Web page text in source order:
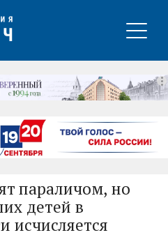
параличом, но
детей в
исчисляется